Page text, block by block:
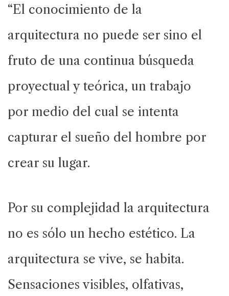
“El conocimiento de la
arquitectura no puede ser sino el
fruto de una continua búsqueda
proyectual y teórica, un trabajo
por medio del cual se intenta
capturar el sueño del hombre por
crear su lugar.
Por su complejidad la arquitectura
no es sólo un hecho estético. La
arquitectura se vive, se habita.
Sensaciones visibles, olfativas,